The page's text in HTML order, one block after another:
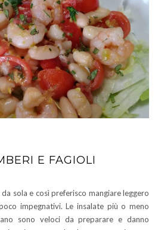
E FAGIOLI
sola e così preferisco mangiare leggero
impegnativi. Le insalate più o meno
sono veloci da preparare e danno